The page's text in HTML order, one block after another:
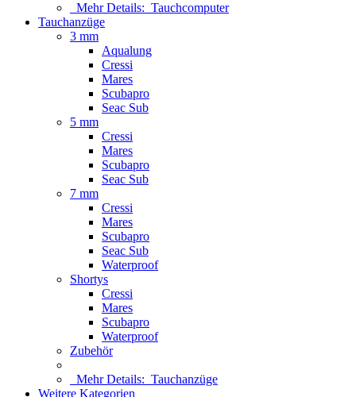
Mehr Details: Tauchcomputer
Tauchanzüge
3 mm
Aqualung
Cressi
Mares
Scubapro
Seac Sub
5 mm
Cressi
Mares
Scubapro
Seac Sub
7 mm
Cressi
Mares
Scubapro
Seac Sub
Waterproof
Shortys
Cressi
Mares
Scubapro
Waterproof
Zubehör
Mehr Details: Tauchanzüge
Weitere Kategorien